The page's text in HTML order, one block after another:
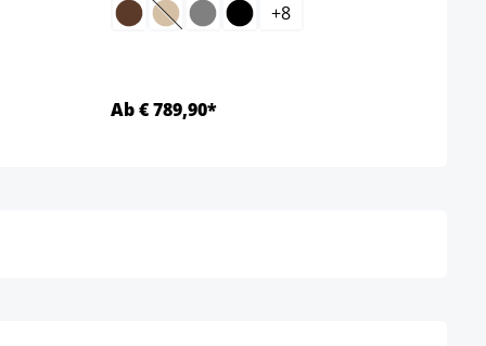
(Diese Option ist zurzeit nicht verfügbar.)
+8
Ab € 789,90*